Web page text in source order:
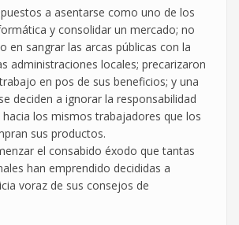
a asentarse como uno de los
y consolidar un mercado; no
en sangrar las arcas públicas con la
administraciones locales; precarizaron
en pos de sus beneficios; y una
deciden a ignorar la responsabilidad
hacia los mismos trabajadores que los
sus productos.
el consabido éxodo que tantas
han emprendido decididas a
voraz de sus consejos de